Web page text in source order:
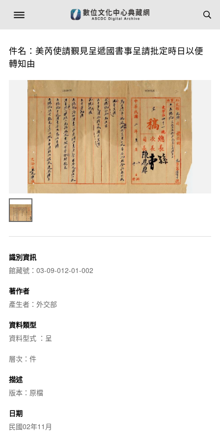
件名：美芮使請覲見呈遞國書事呈請批定時日以便
轉知由
識別資訊
館藏號：03-09-012-01-002
著作者
產生者：外交部
資料類型
資料型式 ：呈
層次：件
描述
版本：原檔
日期
民國02年11月